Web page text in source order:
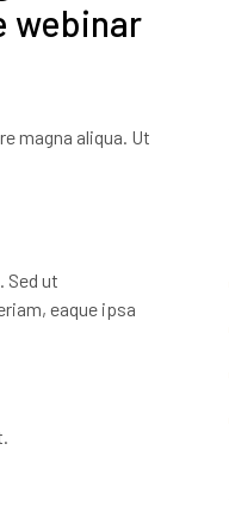
webinar
magna aliqua. Ut
Sed ut
eaque ipsa